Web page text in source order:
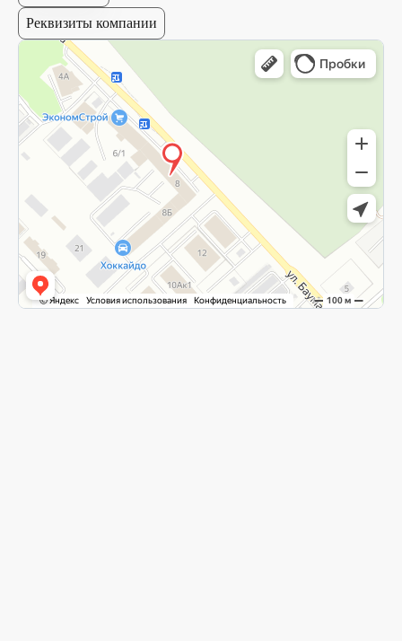
Реквизиты компании